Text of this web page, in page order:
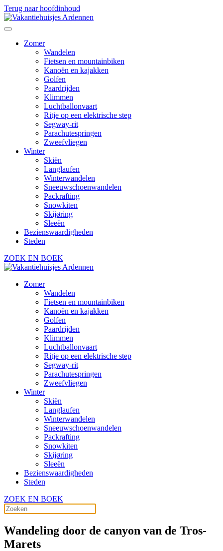
Terug naar hoofdinhoud
Zomer
Wandelen
Fietsen en mountainbiken
Kanoën en kajakken
Golfen
Paardrijden
Klimmen
Luchtballonvaart
Ritje op een elektrische step
Segway-rit
Parachutespringen
Zweefvliegen
Winter
Skiën
Langlaufen
Winterwandelen
Sneeuwschoenwandelen
Packrafting
Snowkiten
Skijøring
Sleeën
Bezienswaardigheden
Steden
ZOEK EN BOEK
Zomer
Wandelen
Fietsen en mountainbiken
Kanoën en kajakken
Golfen
Paardrijden
Klimmen
Luchtballonvaart
Ritje op een elektrische step
Segway-rit
Parachutespringen
Zweefvliegen
Winter
Skiën
Langlaufen
Winterwandelen
Sneeuwschoenwandelen
Packrafting
Snowkiten
Skijøring
Sleeën
Bezienswaardigheden
Steden
ZOEK EN BOEK
Wandeling door de canyon van de Tros-
Marets